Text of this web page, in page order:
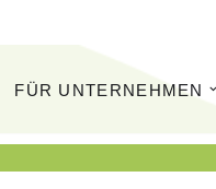
FÜR UNTERNEHMEN